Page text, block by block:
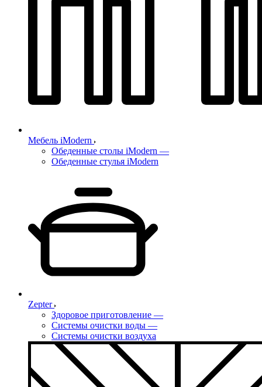
Мебель iModern
Обеденные столы iModern —
Обеденные стулья iModern
Zepter
Здоровое приготовление —
Системы очистки воды —
Системы очистки воздуха